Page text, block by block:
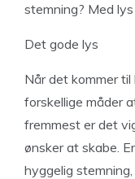
stemning? Med
Det gode lys
Når det kommer
forskellige måder
fremmest er det
ønsker at skabe.
hyggelig